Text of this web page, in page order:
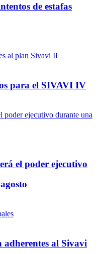
de estafas
para el SIVAVI IV
el poder ejecutivo
adherentes al Sivavi